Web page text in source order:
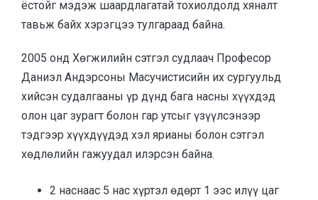
ёстойг мэдэж шаардлагатай тохиолдолд хяналт
тавьж байх хэрэгцээ тулгараад байна.
2005 онд Хөгжилийн сэтгэл судлаач Професор
Даниэл Андэрсоны Масучистисийн их сургуульд
хийсэн судалгааны үр дүнд бага насны хүүхдэд
олон цаг зурагт болон гар утсыг үзүүлсэнээр
тэдгээр хүүхдүүдэд хэл ярианы болон сэтгэл
хөдлөлийн гажуудал илэрсэн байна.
2 наснаас 5 нас хүртэл өдөрт 1 ээс илүү цаг